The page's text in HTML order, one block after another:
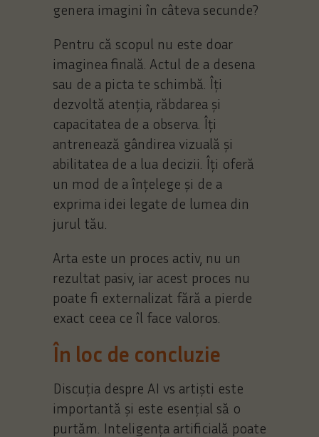
genera imagini în câteva secunde?
Pentru că scopul nu este doar
imaginea finală. Actul de a desena
sau de a picta te schimbă. Îți
dezvoltă atenția, răbdarea și
capacitatea de a observa. Îți
antrenează gândirea vizuală și
abilitatea de a lua decizii. Îți oferă
un mod de a înțelege și de a
exprima idei legate de lumea din
jurul tău.
Arta este un proces activ, nu un
rezultat pasiv, iar acest proces nu
poate fi externalizat fără a pierde
exact ceea ce îl face valoros.
În loc de concluzie
Discuția despre AI vs artiști este
importantă și este esențial să o
purtăm. Inteligența artificială poate